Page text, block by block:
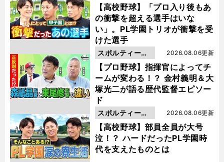
【高校野球】「プロ入り後もあ
の衝撃を超える選手はいな
い」。PL学園トリオが衝撃を受
けた選手
動画
【プロ野球】指揮官によってチ
ームが変わる！？ 金村義明＆大
塚光二が語る歴代監督エピソー
ド
2026.08.06更新
スポルティーバ
動画
【高校野球】部員全員が大号
泣！？ ハードだったPL学園時
代を支えたものとは
2026.08.06更新
スポルティーバ
動画